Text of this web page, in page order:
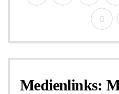
Medienlinks: